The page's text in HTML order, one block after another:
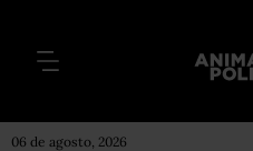
06 de agosto, 2026